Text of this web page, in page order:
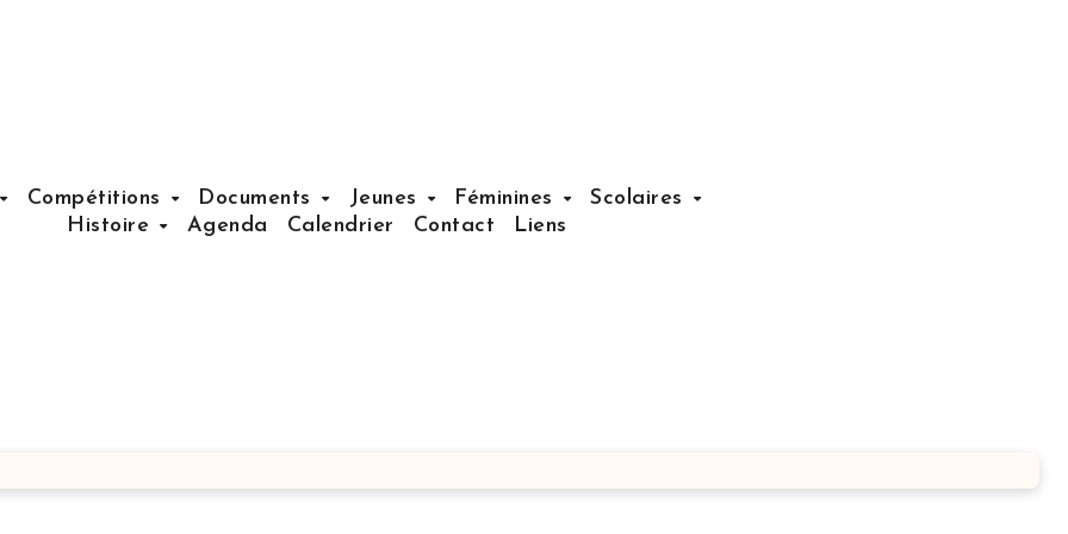
Compétitions Documents Jeunes Féminines
Scolaires
Histoire
Agenda Calendrier Contact Liens